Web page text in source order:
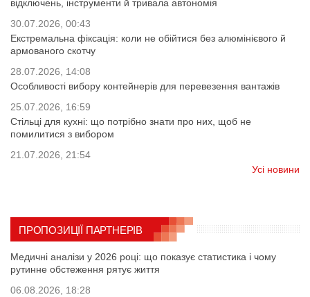
відключень, інструменти й тривала автономія
30.07.2026, 00:43
Екстремальна фіксація: коли не обійтися без алюмінієвого й
армованого скотчу
28.07.2026, 14:08
Особливості вибору контейнерів для перевезення вантажів
25.07.2026, 16:59
Стільці для кухні: що потрібно знати про них, щоб не
помилитися з вибором
21.07.2026, 21:54
Усі новини
ПРОПОЗИЦІЇ ПАРТНЕРІВ
Медичні аналізи у 2026 році: що показує статистика і чому
рутинне обстеження рятує життя
06.08.2026, 18:28